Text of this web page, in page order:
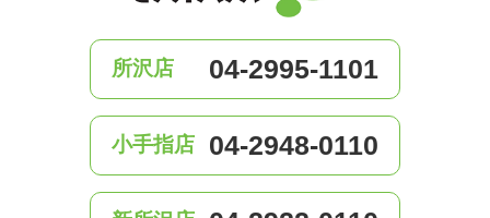
所沢店 04-2995-1101
小手指店 04-2948-0110